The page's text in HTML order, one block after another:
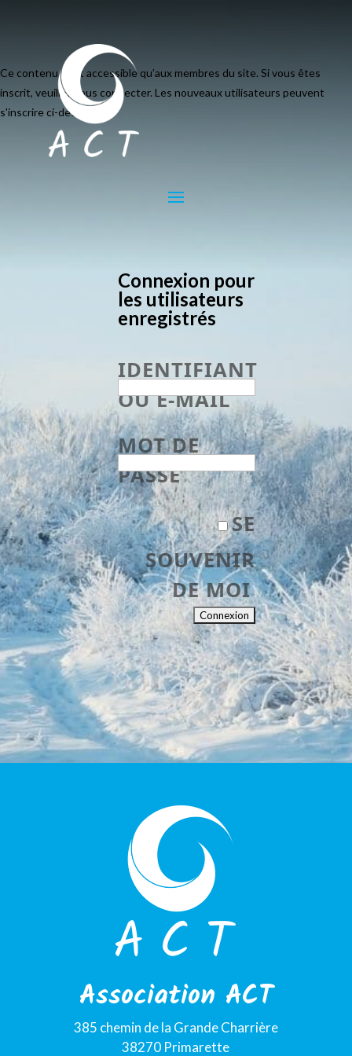
Ce contenu n’est accessible qu’aux membres du site. Si vous êtes
inscrit, veuillez vous connecter. Les nouveaux utilisateurs peuvent
s'inscrire ci-dessous.
Connexion pour
les utilisateurs
enregistrés
IDENTIFIANT
OU E-MAIL
MOT DE
PASSE
SE
SOUVENIR
DE MOI
Association ACT
385 chemin de la Grande Charrière
38270 Primarette